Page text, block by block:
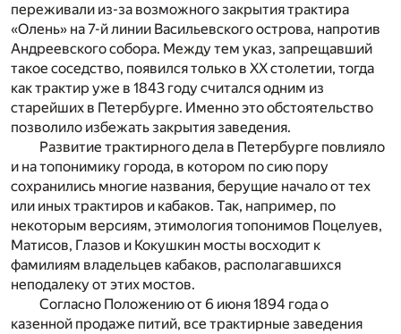
переживали из-за возможного закрытия трактира
«Олень» на 7-й линии Васильевского острова, напротив
Андреевского собора. Между тем указ, запрещавший
такое соседство, появился только в XX столетии, тогда
как трактир уже в 1843 году считался одним из
старейших в Петербурге. Именно это обстоятельство
позволило избежать закрытия заведения.
Развитие трактирного дела в Петербурге повлияло
и на топонимику города, в котором по сию пору
сохранились многие названия, берущие начало от тех
или иных трактиров и кабаков. Так, например, по
некоторым версиям, этимология топонимов Поцелуев,
Матисов, Глазов и Кокушкин мосты восходит к
фамилиям владельцев кабаков, располагавшихся
неподалеку от этих мостов.
Согласно Положению от 6 июня 1894 года о
казенной продаже питий, все трактирные заведения